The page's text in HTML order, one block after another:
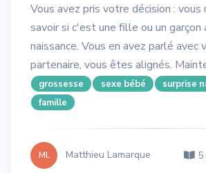
Vous avez pris votre décision : vous
savoir si c'est une fille ou un garçon
naissance. Vous en avez parlé avec
partenaire, vous êtes alignés.
grossesse sexe bébé
surprise
famille
ML Matthieu Lamarque 5